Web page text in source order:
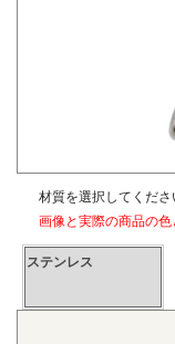
材質を選択してくださ
画像と実際の商品の色
ステンレス